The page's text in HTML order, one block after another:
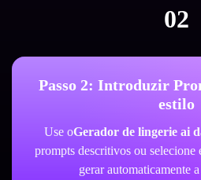
02
Passo 2: Introduzir
estilo
Use oGerador de lingerie ai
prompts descritivos ou selecione
gerar automaticamente